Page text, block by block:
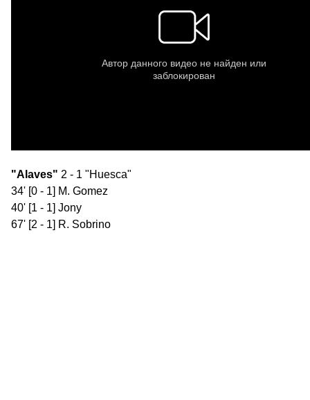
"Alaves" 2 - 1 "Huesca"
34' [0 - 1] M. Gomez
40' [1 - 1] Jony
67' [2 - 1] R. Sobrino